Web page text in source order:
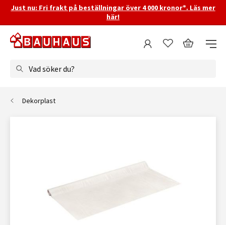
Just nu: Fri frakt på beställningar över 4 000 kronor*. Läs mer
här!
Vad söker du?
Dekorplast